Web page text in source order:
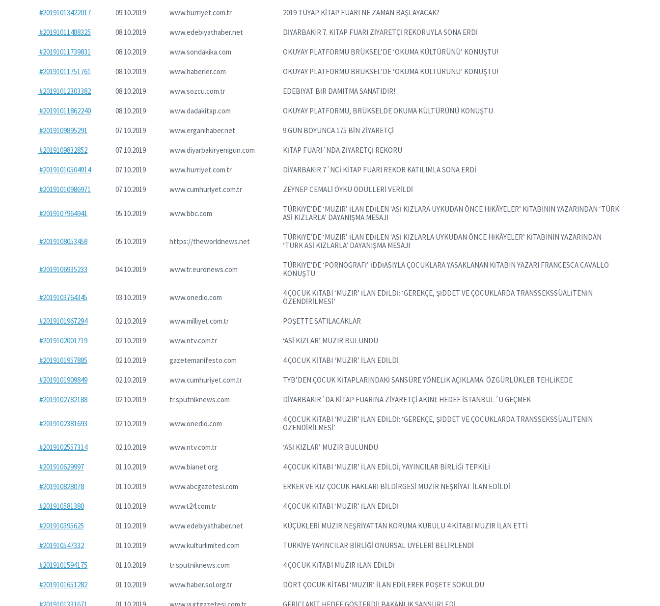
#20191013422017 09.10.2019 www.hurriyet.com.tr 2019 TÜYAP KİTAP FUARI NE ZAMAN BAŞLAYACAK?
#20191011488325 08.10.2019 www.edebiyathaber.net DİYARBAKIR 7. KİTAP FUARI ZİYARETÇİ REKORUYLA SONA ERDİ
#20191011739831 08.10.2019 www.sondakika.com OKUYAY PLATFORMU BRÜKSEL’DE ‘OKUMA KÜLTÜRÜNÜ’ KONUŞTU!
#20191011751761 08.10.2019 www.haberler.com OKUYAY PLATFORMU BRÜKSEL’DE ‘OKUMA KÜLTÜRÜNÜ’ KONUŞTU!
#20191012303382 08.10.2019 www.sozcu.com.tr EDEBİYAT BİR DAMITMA SANATIDIR!
#20191011862240 08.10.2019 www.dadakitap.com OKUYAY PLATFORMU, BRÜKSELDE OKUMA KÜLTÜRÜNÜ KONUŞTU
#2019109895291 07.10.2019 www.erganihaber.net 9 GÜN BOYUNCA 175 BİN ZİYARETÇİ
#2019109832852 07.10.2019 www.diyarbakiryenigun.com KİTAP FUARI´NDA ZİYARETÇİ REKORU
#20191010504914 07.10.2019 www.hurriyet.com.tr DİYARBAKIR 7´NCİ KİTAP FUARI REKOR KATILIMLA SONA ERDİ
#20191010986971 07.10.2019 www.cumhuriyet.com.tr ZEYNEP CEMALİ ÖYKÜ ÖDÜLLERİ VERİLDİ
#2019107964941 05.10.2019 www.bbc.com
TÜRKİYE’DE ‘MUZIR’ İLAN EDİLEN ‘ASİ KIZLARA UYKUDAN ÖNCE HİKÂYELER’ KİTABININ YAZARINDAN ‘TÜRK
ASİ KIZLARLA’ DAYANIŞMA MESAJI
#2019108053458 05.10.2019 https://theworldnews.net
TÜRKİYE’DE ‘MUZIR’ İLAN EDİLEN ‘ASİ KIZLARLA UYKUDAN ÖNCE HİKÂYELER’ KİTABININ YAZARINDAN
‘TÜRK ASİ KIZLARLA’ DAYANIŞMA MESAJI
#2019106935233 04.10.2019 www.tr.euronews.com
TÜRKİYE’DE ‘PORNOGRAFİ’ İDDİASIYLA ÇOCUKLARA YASAKLANAN KİTABIN YAZARI FRANCESCA CAVALLO
KONUŞTU
#2019103764345 03.10.2019 www.onedio.com
4 ÇOCUK KİTABI ‘MUZIR’ İLAN EDİLDİ: ‘GEREKÇE, ŞİDDET VE ÇOCUKLARDA TRANSSEKSSÜALİTENİN
ÖZENDİRİLMESİ’
#2019101967294 02.10.2019 www.milliyet.com.tr POŞETTE SATILACAKLAR
#2019102001719 02.10.2019 www.ntv.com.tr ‘ASİ KIZLAR’ MUZIR BULUNDU
#2019101957885 02.10.2019 gazetemanifesto.com 4 ÇOCUK KİTABI ‘MUZIR’ İLAN EDİLDİ
#2019101909849 02.10.2019 www.cumhuriyet.com.tr TYB’DEN ÇOCUK KİTAPLARINDAKİ SANSÜRE YÖNELİK AÇIKLAMA: ÖZGÜRLÜKLER TEHLİKEDE
#2019102782188 02.10.2019 tr.sputniknews.com DİYARBAKIR´DA KİTAP FUARINA ZİYARETÇİ AKINI: HEDEF İSTANBUL´U GEÇMEK
#2019102381693 02.10.2019 www.onedio.com
4 ÇOCUK KİTABI ‘MUZIR’ İLAN EDİLDİ: ‘GEREKÇE, ŞİDDET VE ÇOCUKLARDA TRANSSEKSSÜALİTENİN
ÖZENDİRİLMESİ’
#2019102557314 02.10.2019 www.ntv.com.tr ‘ASİ KIZLAR’ MUZIR BULUNDU
#201910629997 01.10.2019 www.bianet.org 4 ÇOCUK KİTABI ‘MUZIR’ İLAN EDİLDİ, YAYINCILAR BİRLİĞİ TEPKİLİ
#201910828078 01.10.2019 www.abcgazetesi.com ERKEK VE KIZ ÇOCUK HAKLARI BİLDİRGESİ MUZIR NEŞRİYAT İLAN EDİLDİ
#201910581380 01.10.2019 www.t24.com.tr 4 ÇOCUK KİTABI ‘MUZIR’ İLAN EDİLDİ
#201910395625 01.10.2019 www.edebiyathaber.net KÜÇÜKLERİ MUZIR NEŞRİYATTAN KORUMA KURULU 4 KİTABI MUZIR İLAN ETTİ
#201910547332 01.10.2019 www.kulturlimited.com TÜRKİYE YAYINCILAR BİRLİĞİ ONURSAL ÜYELERİ BELİRLENDİ
#2019101594175 01.10.2019 tr.sputniknews.com 4 ÇOCUK KİTABI MUZIR İLAN EDİLDİ
#2019101651282 01.10.2019 www.haber.sol.org.tr DÖRT ÇOCUK KİTABI ‘MUZIR’ İLAN EDİLEREK POŞETE SOKULDU